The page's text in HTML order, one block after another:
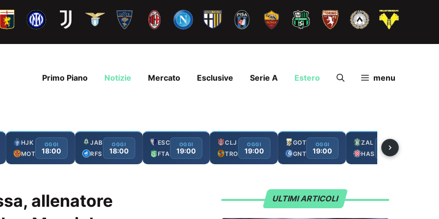
Primo Piano Notizie Mercato Esclusive Serie A Estero menu
HJK
MOT
OGGI
18:00
JAB
RFS
OGGI
18:00
ESC
FTA
OGGI
19:00
CLJ
TRO
OGGI
19:00
GOT
GNT
OGGI
19:00
ZAL
HAS
OGGI
19:00
allenatore
ULTIMI ARTICOLI